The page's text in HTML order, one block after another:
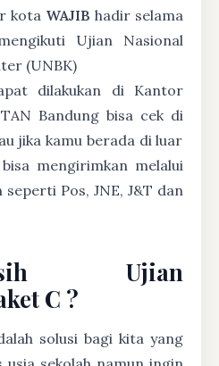
kota WAJIB hadir selama
Ujian Nasional
(UNBK)
dilakukan di Kantor
Bandung bisa cek di
jika kamu berada di luar
mengirimkan melalui
Pos, JNE, J&T dan
Ujian
C ?
solusi bagi kita yang